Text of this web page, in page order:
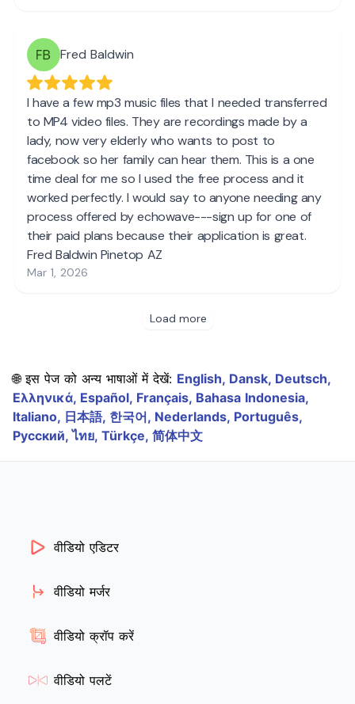
🌐 इस पेज को अन्य भाषाओं में देखें: English, Dansk, Deutsch,
Ελληνικά, Español, Français, Bahasa Indonesia,
Italiano, 日本語, 한국어, Nederlands, Português,
Русский,ไทย, Türkçe, 简体中文
वीडियो एडिटर
वीडियो मर्जर
वीडियो क्रॉप करें
वीडियो पलटें